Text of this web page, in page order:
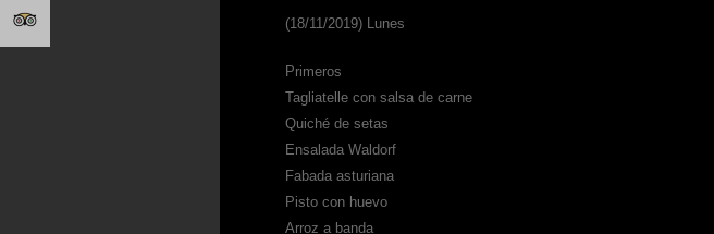
(18/11/2019) Lunes
Primeros
Tagliatelle con salsa de carne
Quiché de setas
Ensalada Waldorf
Fabada asturiana
Pisto con huevo
Arroz a banda